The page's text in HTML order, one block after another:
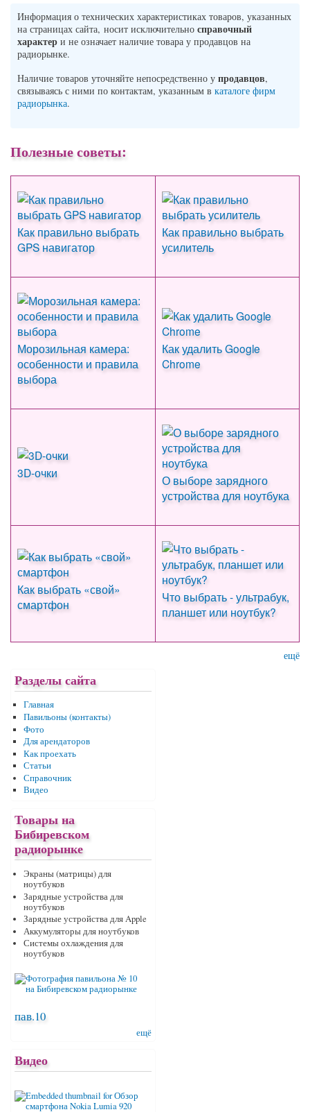
Информация о технических характеристиках товаров, указанных
на страницах сайта, носит исключительно справочный
характер и не означает наличие товара у продавцов на
радиорынке.
Наличие товаров уточняйте непосредственно у продавцов,
связываясь с ними по контактам, указанным в каталоге фирм
радиорынка.
Полезные советы:
Как правильно выбрать
GPS навигатор
Как правильно выбрать
усилитель
Морозильная камера:
особенности и правила
выбора
Как удалить Google
Chrome
3D-очки
О выборе зарядного
устройства для ноутбука
Как выбрать «свой»
смартфон
Что выбрать - ультрабук,
планшет или ноутбук?
ещё
Разделы сайта
Главная
Павильоны (контакты)
Фото
Для арендаторов
Как проехать
Статьи
Справочник
Видео
Товары на
Бибиревском
радиорынке
Экраны (матрицы) для
ноутбуков
Зарядные устройства для
ноутбуков
Зарядные устройства для Apple
Аккумуляторы для ноутбуков
Системы охлаждения для
ноутбуков
пав.10
ещё
Видео